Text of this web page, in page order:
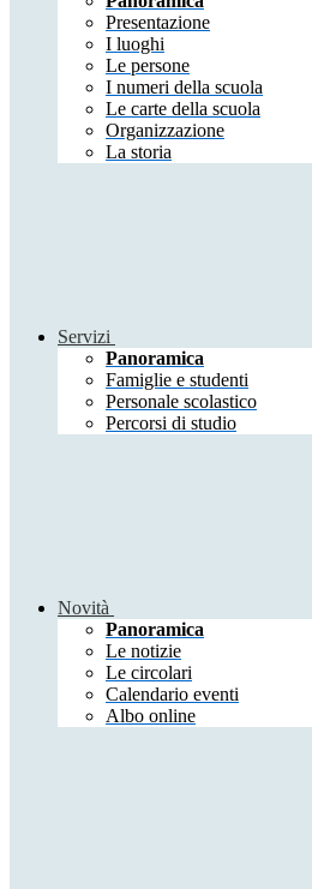
Presentazione
I luoghi
Le persone
I numeri della scuola
Le carte della scuola
Organizzazione
La storia
Servizi
Panoramica
Famiglie e studenti
Personale scolastico
Percorsi di studio
Novità
Panoramica
Le notizie
Le circolari
Calendario eventi
Albo online